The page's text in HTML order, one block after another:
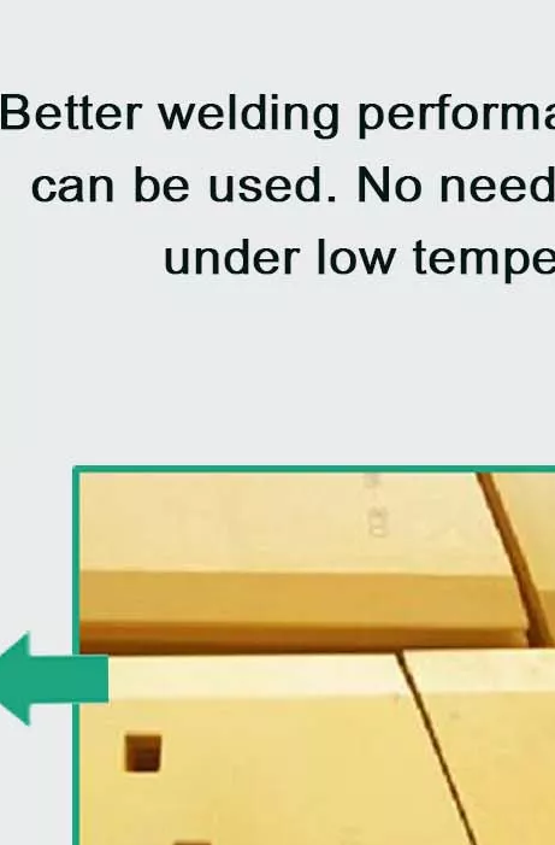
Lâmina niveladora traseira com tratamento térmico para minicarregadeira 7D1577
Lâmina niveladora de aço carbono 19 mm para retroescavadeira 4T2233